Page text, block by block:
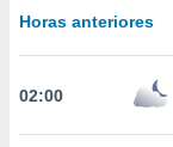
contenido
Horas anteriores
02:00